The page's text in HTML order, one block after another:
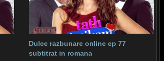
Dulce razbunare online ep 77
subtitrat in romana